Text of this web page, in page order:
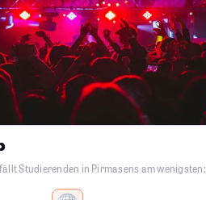
Studierenden in Pirmasens am wenigsten: